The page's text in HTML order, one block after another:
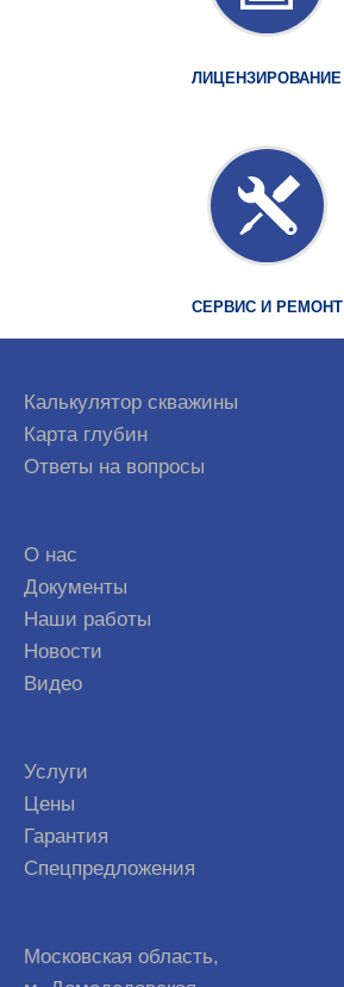
ЛИЦЕНЗИРОВАНИЕ
СЕРВИС И РЕМОНТ
Калькулятор скважины
Карта глубин
Ответы на вопросы
О нас
Документы
Наши работы
Новости
Видео
Услуги
Цены
Гарантия
Спецпредложения
Московская область,